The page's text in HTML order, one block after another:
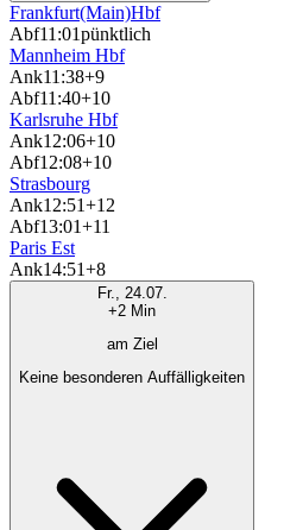
Frankfurt(Main)Hbf
Abf11:01pünktlich
Mannheim Hbf
Ank11:38+9
Abf11:40+10
Karlsruhe Hbf
Ank12:06+10
Abf12:08+10
Strasbourg
Ank12:51+12
Abf13:01+11
Paris Est
Ank14:51+8
Fr., 24.07.
+2 Min
am Ziel
Keine besonderen Auffälligkeiten